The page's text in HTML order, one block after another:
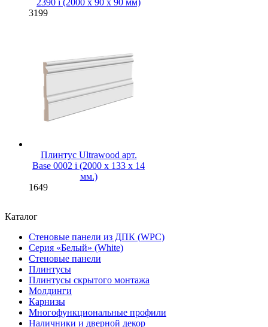
2390 i (2000 х 90 х 90 мм)
3199
Плинтус Ultrawood арт.
Base 0002 i (2000 x 133 x 14
мм.)
1649
Каталог
Стеновые панели из ДПК (WPC)
Серия «Белый» (White)
Стеновые панели
Плинтусы
Плинтусы скрытого монтажа
Молдинги
Карнизы
Многофункциональные профили
Наличники и дверной декор